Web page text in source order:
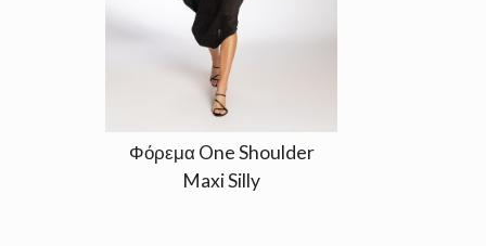
Φόρεμα One Shoulder
Maxi Silly